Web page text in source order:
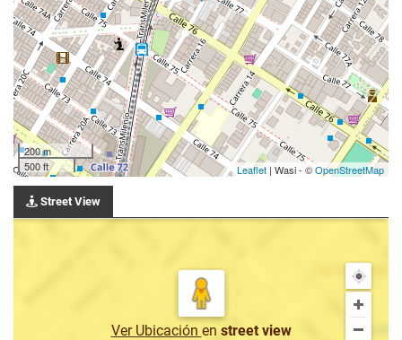
200 m
500 ft
Leaflet | Wasi - ©OpenStreetMap
Street View
Ver Ubicación en street view